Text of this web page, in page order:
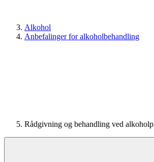
Alkohol
Anbefalinger for alkoholbehandling
Rådgivning og behandling ved